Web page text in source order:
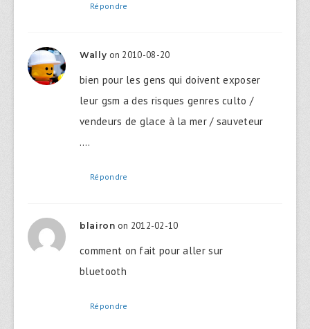
Répondre
Wally on 2010-08-20
bien pour les gens qui doivent exposer
leur gsm a des risques genres culto /
vendeurs de glace à la mer / sauveteur
….
Répondre
blairon on 2012-02-10
comment on fait pour aller sur
bluetooth
Répondre